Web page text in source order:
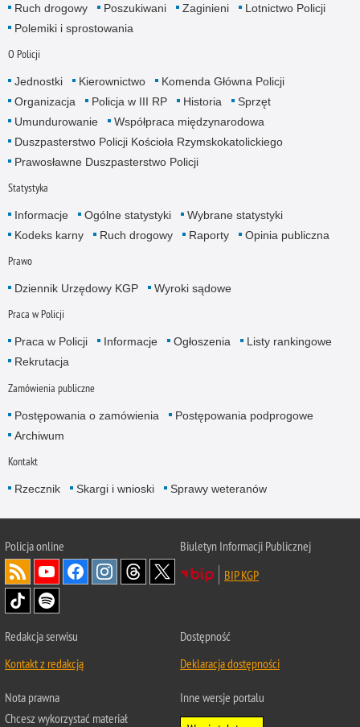
Ruch drogowy
Poszukiwani Zaginieni
Lotnictwo Policji
Polemiki i sprostowania
O Policji
Jednostki Kierownictwo
Komenda Główna Policji
Organizacja
Policja w III RP Historia
Sprzęt
Umundurowanie
Współpraca międzynarodowa
Duszpasterstwo Policji Kościoła Rzymskokatolickiego
Prawosławne Duszpasterstwo Policji
Statystyka
Informacje Ogólne statystyki
Wybrane statystyki
Kodeks karny
Ruch drogowy Raporty Opinia publiczna
Prawo
Dziennik Urzędowy KGP Wyroki sądowe
Praca w Policji
Praca w Policji Informacje Ogłoszenia
Listy rankingowe
Rekrutacja
Zamówienia publiczne
Postępowania o zamówienia
Postępowania podprogowe
Archiwum
Kontakt
Rzecznik Skargi i wnioski Sprawy weteranów
Policjaonline
Biuletyn Informacji Publicznej
BIP KGP
Redakcja serwisu
Kontakt z redakcją
Dostępność
Deklaracja dostępności
Nota prawna
Chcesz wykorzystać materiał
Inne wersje portalu